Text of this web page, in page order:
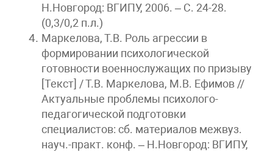
Н.Новгород: ВГИПУ, 2006. – С. 24-28.
(0,3/0,2 п.л.)
Маркелова, Т.В. Роль агрессии в
формировании психологической
готовности военнослужащих по призыву
[Текст] / Т.В. Маркелова, М.В. Ефимов //
Актуальные проблемы психолого-
педагогической подготовки
специалистов: сб. материалов межвуз.
науч.-практ. конф. – Н.Новгород: ВГИПУ,